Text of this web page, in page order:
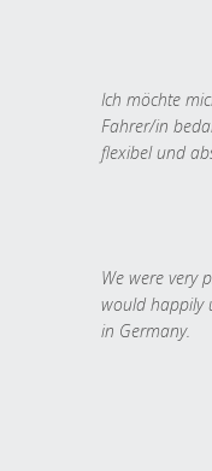
Ich möchte
Fahrer/in
flexibel und
We were very
would happily
in Germany.